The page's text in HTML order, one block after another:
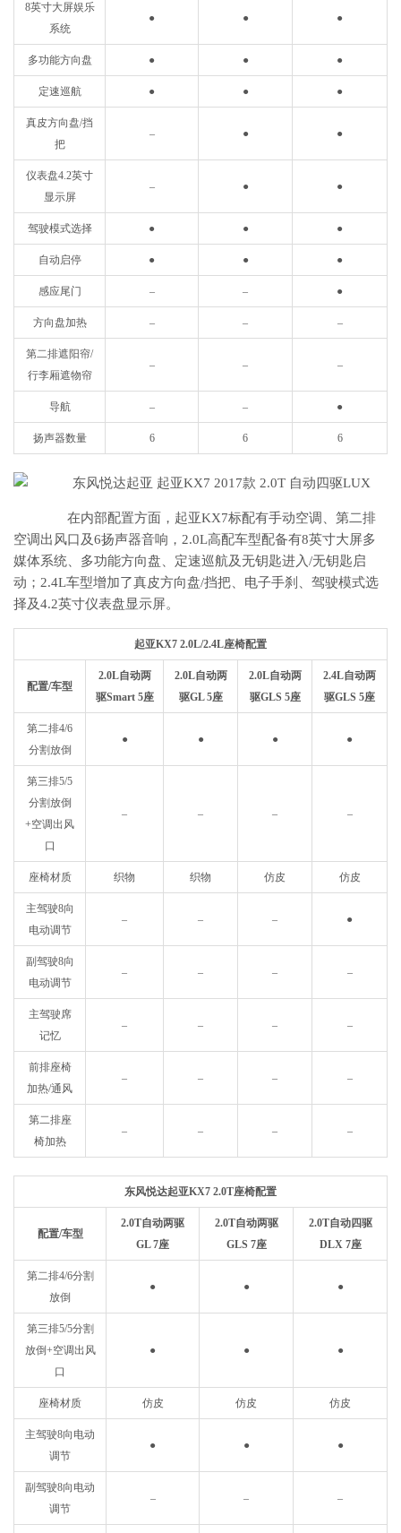
8英寸大屏娱乐
系统
● ● ●
多功能方向盘 ● ● ●
定速巡航 ● ● ●
真皮方向盘/挡
把
– ● ●
仪表盘4.2英寸
显示屏
– ● ●
驾驶模式选择 ● ● ●
自动启停 ● ● ●
感应尾门 – – ●
方向盘加热 – – –
第二排遮阳帘/
行李厢遮物帘
– – –
导航 – – ●
扬声器数量 6 6 6
在内部配置方面，起亚KX7标配有手动空调、第二排
空调出风口及6扬声器音响，2.0L高配车型配备有8英寸大屏多
媒体系统、多功能方向盘、定速巡航及无钥匙进入/无钥匙启
动；2.4L车型增加了真皮方向盘/挡把、电子手刹、驾驶模式选
择及4.2英寸仪表盘显示屏。
起亚KX7 2.0L/2.4L座椅配置
配置/车型
2.0L自动两
驱Smart 5座
2.0L自动两
驱GL 5座
2.0L自动两
驱GLS 5座
2.4L自动两
驱GLS 5座
第二排4/6
分割放倒
● ● ● ●
第三排5/5
分割放倒
+空调出风
口
– – – –
座椅材质 织物 织物 仿皮 仿皮
主驾驶8向
电动调节
– – – ●
副驾驶8向
电动调节
– – – –
主驾驶席
记忆
– – – –
前排座椅
加热/通风
– – – –
第二排座
椅加热
– – – –
东风悦达起亚KX7 2.0T座椅配置
配置/车型
2.0T自动两驱
GL 7座
2.0T自动两驱
GLS 7座
2.0T自动四驱
DLX 7座
第二排4/6分割
放倒
● ● ●
第三排5/5分割
放倒+空调出风
口
● ● ●
座椅材质 仿皮 仿皮 仿皮
主驾驶8向电动
调节
● ● ●
副驾驶8向电动
调节
– – –